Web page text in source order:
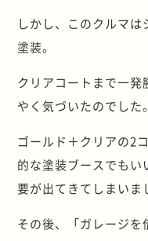
しかし、このクルマ
塗装。
クリアコートまで一発
やく気づいたのでした。
ゴールド＋クリアの2
的な塗装ブースでも
要が出てきてしまいま
その後、「ガレージを